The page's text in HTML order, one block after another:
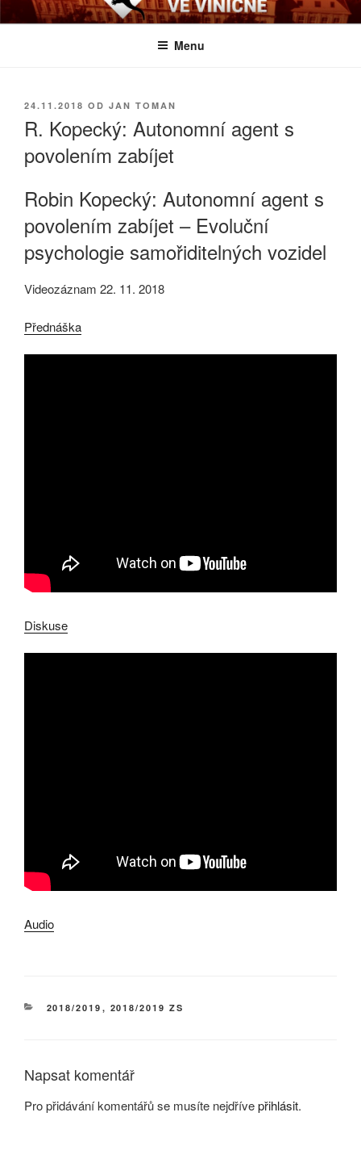
k
BIOLOGICKÉ ČTVRTKY VE
Určeno všem zájemcům o evoluci a obecnější biologická témata
Menu
PUBLIKOVÁNO
24.11.2018 OD JAN TOMAN
R. Kopecký: Autonomní agent s
povolením zabíjet
Robin Kopecký: Autonomní agent s
povolením zabíjet – Evoluční
psychologie samořiditelných vozidel
Videozáznam 22. 11. 2018
Přednáška
Diskuse
Audio
RUBRIKY
2018/2019 , 2018/2019 ZS
Napsat komentář
Pro přidávání komentářů se musíte nejdřívepřihlásit.